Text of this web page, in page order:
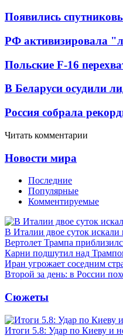
Появились
РФ активизировала
Польские F-16
В Беларуси осудили
Россия собрала
Читать комментарии
Новости мира
Последние
Популярные
Комментируемые
В Италии двое суток
Вертолет Трампа
Карни подшутил над
Иран угрожает соседним
Второй за день: в России
Сюжеты
Итоги 5.8: Удар по Киеву и